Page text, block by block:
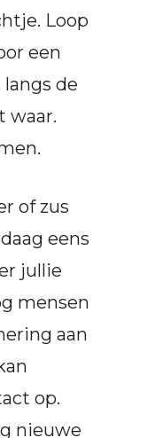
Loop
een
de
waar.
of zus
eens
jullie
mensen
aan
op.
nieuwe